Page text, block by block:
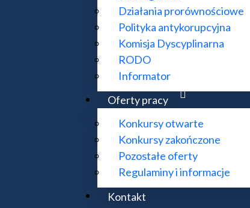
Działania prorównościowe
Polityka antykorupcyjna
Komisja Dyscyplinarna
RODO
Informator
Oferty pracy
Konkursy otwarte
Konkursy zakończone
Pozostałe oferty
Regulaminy i informacje
Kontakt